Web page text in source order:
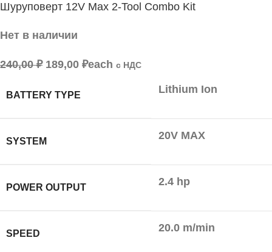
Шуруповерт 12V Max 2-Tool Combo Kit
Нет в наличии
240,00₽ 189,00 ₽each с НДС
BATTERY TYPE Lithium Ion
SYSTEM 20V MAX
POWER OUTPUT 2.4 hp
SPEED 20.0 m/min